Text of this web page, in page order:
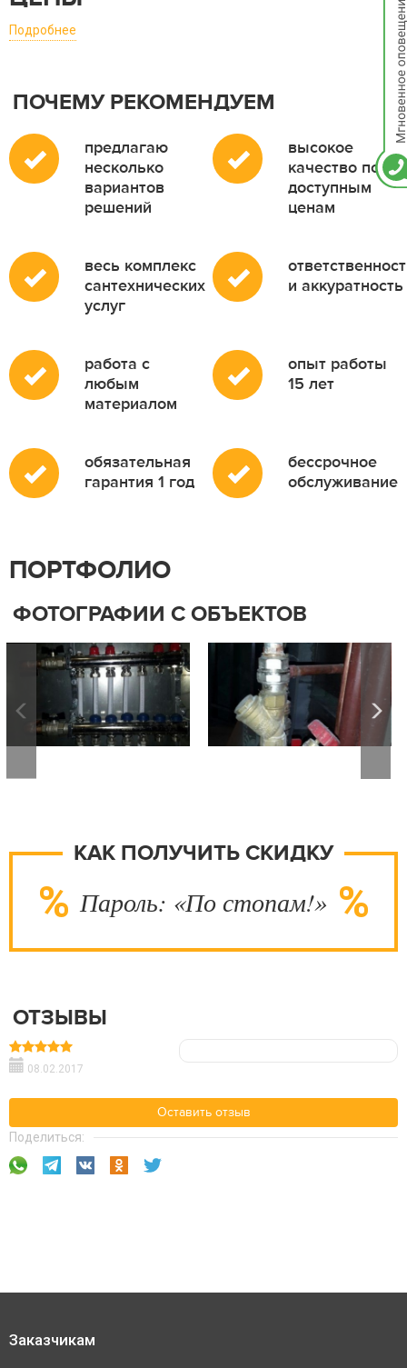
Подробнее
ПОЧЕМУ РЕКОМЕНДУЕМ
предлагаю
несколько
вариантов
решений
высокое
качество по
доступным
ценам
весь комплекс
сантехнических
услуг
и аккуратность
работа с
любым
материалом
опыт работы
15 лет
обязательная
гарантия 1 год
бессрочное
обслуживание
ПОРТФОЛИО
ФОТОГРАФИИ С ОБЪЕКТОВ
КАК ПОЛУЧИТЬ СКИДКУ
Пароль: «По стопам!»
ОТЗЫВЫ
08.02.2017
Оставить отзыв
Поделиться:
Заказчикам